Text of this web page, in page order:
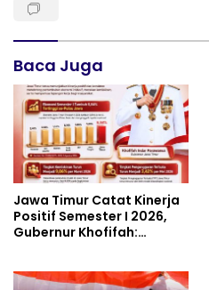
Baca Juga
Jawa Timur Catat Kinerja
Positif Semester I 2026,
Gubernur Khofifah: